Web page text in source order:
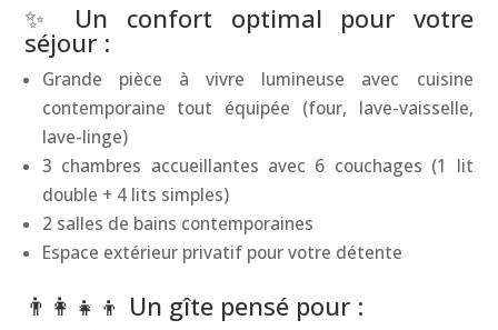
✨ Un confort optimal pour votre
séjour :
Grande pièce à vivre lumineuse avec cuisine
contemporaine tout équipée (four, lave-vaisselle,
lave-linge)
3 chambres accueillantes avec 6 couchages (1 lit
double + 4 lits simples)
2 salles de bains contemporaines
Espace extérieur privatif pour votre détente
👨‍👩‍👧‍👦 Un gîte pensé pour :